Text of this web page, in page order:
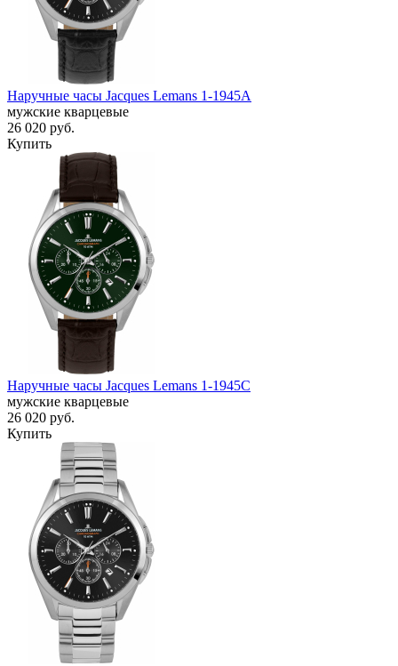
Наручные часы Jacques Lemans 1-1945A
мужские кварцевые
26 020 руб.
Купить
Наручные часы Jacques Lemans 1-1945C
мужские кварцевые
26 020 руб.
Купить